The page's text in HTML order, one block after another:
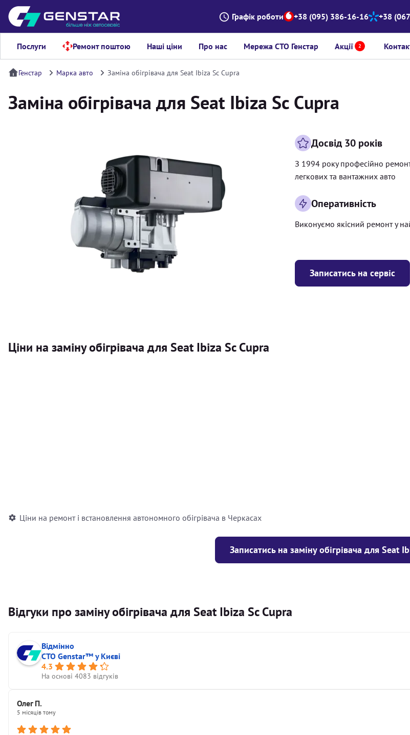
Графік роботи +38 (095) 386-16-16 +38
Послуги Ремонт поштою Наші ціни Про нас Мережа СТО Генстар Акції 2
Генстар Марка авто Заміна обігрівача для Seat Ibiza Sc Cupra
Заміна обігрівача для Seat Ibiza Sc Cupra
Записатись на сервіс
Досвід 30 років
З 1994 року професійно
легкових та вантажних авто
Оперативність
Виконуємо якісний ремонт у
Ціни на заміну обігрівача для Seat Ibiza Sc Cupra
Ціни на ремонт і встановлення автономного обігрівача в Черкасах
Записатись на заміну обігрівача для Seat
Відгуки про заміну обігрівача для Seat Ibiza Sc Cupra
Відмінно
СТО Genstar™ у Києві
4.3
На основі 4083 відгуків
Олег П.
5 місяців тому